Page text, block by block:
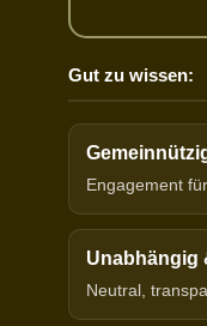
Gut zu wissen:
Engagement
Unabhängig
Neutral,